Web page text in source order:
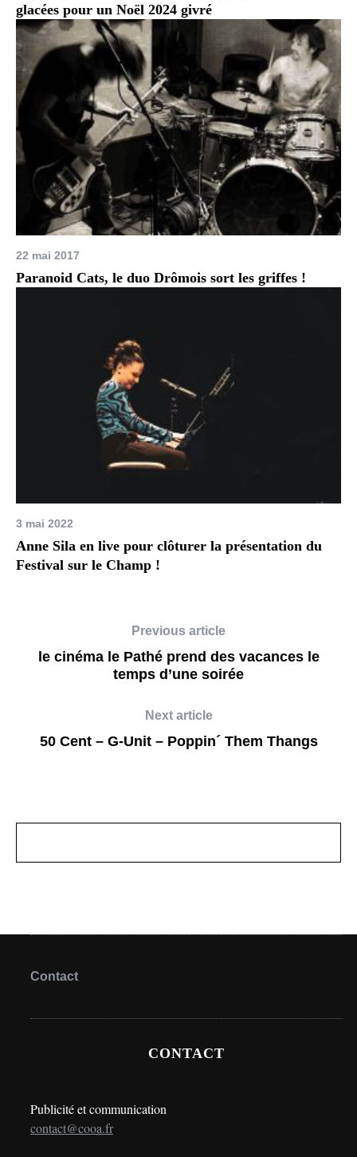
glacées pour un Noël 2024 givré
22 mai 2017
Paranoid Cats, le duo Drômois sort les griffes !
3 mai 2022
Anne Sila en live pour clôturer la présentation du
Festival sur le Champ !
Previous article
le cinéma le Pathé prend des vacances le
temps d’une soirée
Next article
50 Cent – G-Unit – Poppin´ Them Thangs
Contact
CONTACT
Publicité et communication
contact@cooa.fr